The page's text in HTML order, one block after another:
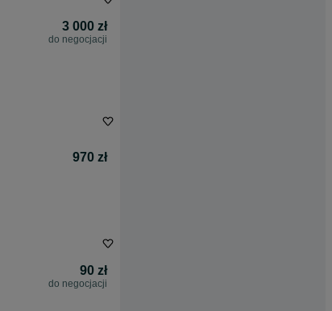
3 000 zł
do negocjacji
970 zł
90 zł
do negocjacji